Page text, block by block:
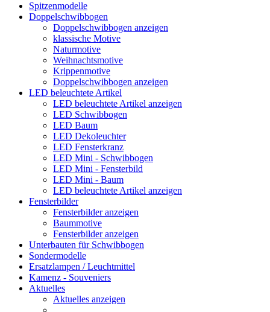
Spitzenmodelle
Doppelschwibbogen
Doppelschwibbogen anzeigen
klassische Motive
Naturmotive
Weihnachtsmotive
Krippenmotive
Doppelschwibbogen anzeigen
LED beleuchtete Artikel
LED beleuchtete Artikel anzeigen
LED Schwibbogen
LED Baum
LED Dekoleuchter
LED Fensterkranz
LED Mini - Schwibbogen
LED Mini - Fensterbild
LED Mini - Baum
LED beleuchtete Artikel anzeigen
Fensterbilder
Fensterbilder anzeigen
Baummotive
Fensterbilder anzeigen
Unterbauten für Schwibbogen
Sondermodelle
Ersatzlampen / Leuchtmittel
Kamenz - Souveniers
Aktuelles
Aktuelles anzeigen